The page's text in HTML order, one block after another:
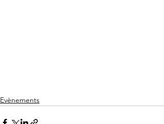
Evènements